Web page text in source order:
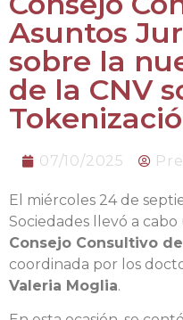
Asuntos
sobre la
de la CNV
07/10/2025
El miércoles 24 de
Sociedades llevó a
Consejo Consultivo
coordinada por los
Valeria Moglia.